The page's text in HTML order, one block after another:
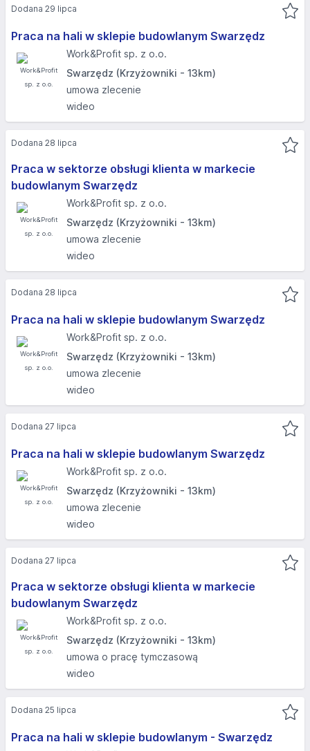
Praca na hali w sklepie budowlanym Swarzędz
Work&Profit sp. z o.o.
Swarzędz (Krzyżowniki - 13km)
umowa zlecenie
wideo
Dodana 29 lipca
Praca w sektorze obsługi klienta w markecie
budowlanym Swarzędz
Work&Profit sp. z o.o.
Swarzędz (Krzyżowniki - 13km)
umowa zlecenie
wideo
Dodana 28 lipca
Praca na hali w sklepie budowlanym Swarzędz
Work&Profit sp. z o.o.
Swarzędz (Krzyżowniki - 13km)
umowa zlecenie
wideo
Dodana 28 lipca
Praca na hali w sklepie budowlanym Swarzędz
Work&Profit sp. z o.o.
Swarzędz (Krzyżowniki - 13km)
umowa zlecenie
wideo
Dodana 27 lipca
Praca w sektorze obsługi klienta w markecie
budowlanym Swarzędz
Work&Profit sp. z o.o.
Swarzędz (Krzyżowniki - 13km)
umowa o pracę tymczasową
wideo
Dodana 27 lipca
Praca na hali w sklepie budowlanym - Swarzędz
Dodana 25 lipca